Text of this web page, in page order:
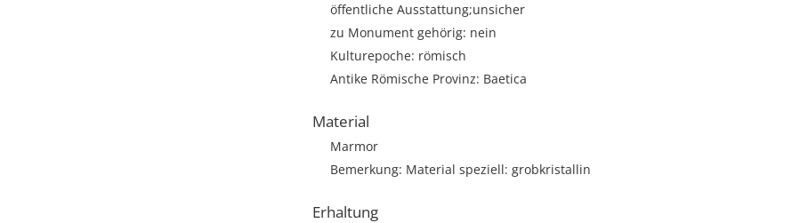
öffentliche Ausstattung;unsicher
zu Monument gehörig: nein
Kulturepoche: römisch
Antike Römische Provinz: Baetica
Material
Marmor
Bemerkung: Material speziell: grobkristallin
Erhaltung